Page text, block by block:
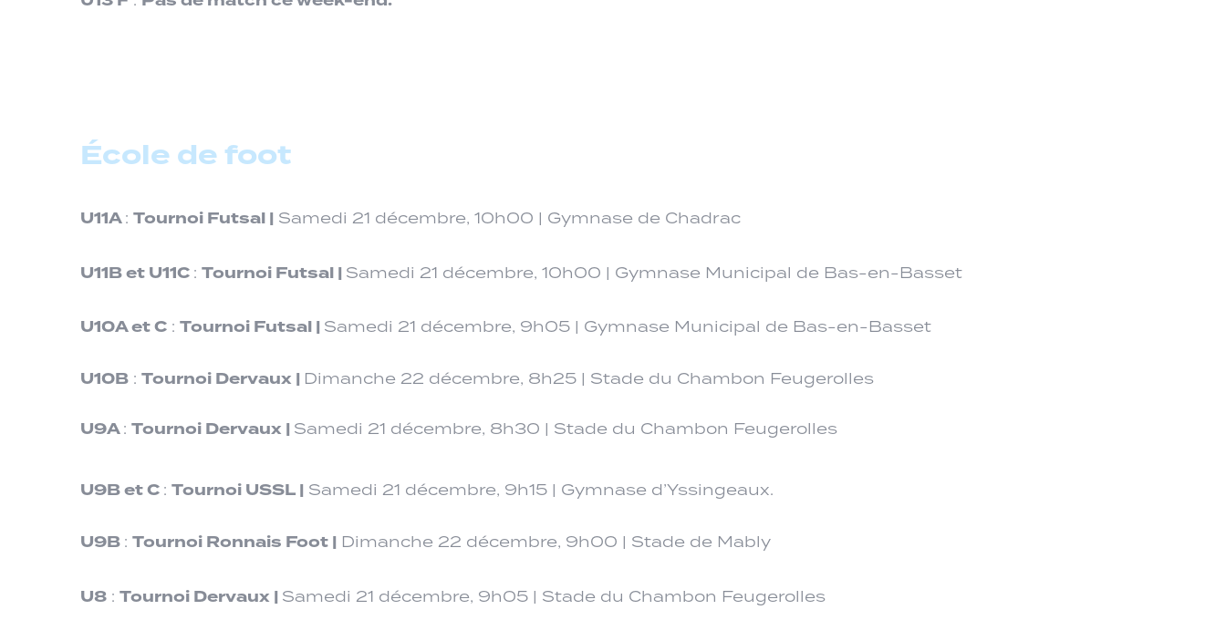
École de foot
U11A: Tournoi Futsal | Samedi 21 décembre, 10h00 | Gymnase de Chadrac
U11B et U11C : Tournoi Futsal | Samedi 21 décembre, 10h00 | Gymnase Municipal de Bas-en-Basset
U10A et C : Tournoi Futsal | Samedi 21 décembre, 9h05 | Gymnase Municipal de Bas-en-Basset
U10B : Tournoi Dervaux | Dimanche 22 décembre, 8h25 | Stade du Chambon Feugerolles
U9A: Tournoi Dervaux | Samedi 21 décembre, 8h30 | Stade du Chambon Feugerolles
U9B et C : Tournoi USSL | Samedi 21 décembre, 9h15 | Gymnase d’Yssingeaux.
U9B : Tournoi Ronnais Foot | Dimanche 22 décembre, 9h00 | Stade de Mably
U8 : Tournoi Dervaux | Samedi 21 décembre, 9h05 | Stade du Chambon Feugerolles